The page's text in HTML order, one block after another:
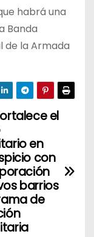
habrá una
Banda
de la Armada
el
en
con
barrios
de